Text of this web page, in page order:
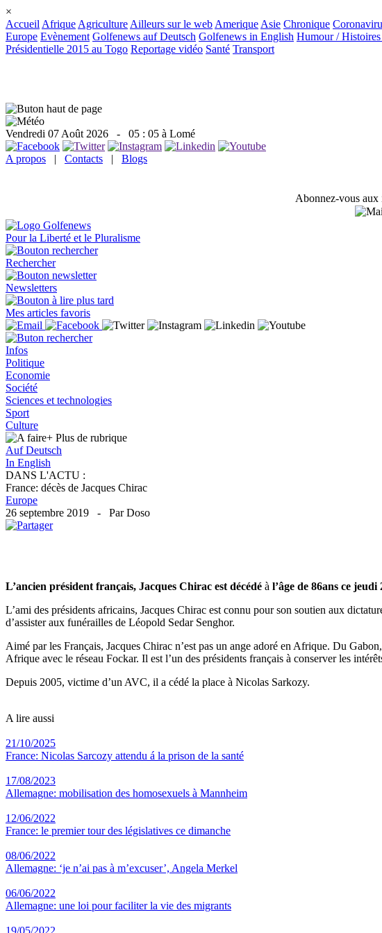
×
Accueil Afrique Agriculture Ailleurs sur le web Amerique Asie Chronique
Europe Evènement Golfenews auf Deutsch Golfenews in English Humour /
Présidentielle 2015 au Togo Reportage vidéo Santé Transport
Vendredi 07 Août 2026 - 05 : 05 à Lomé
A propos | Contacts | Blogs
Abonnez-vous aux
Pour la Liberté et le Pluralisme
Rechercher
Newsletters
Mes articles favoris
Infos
Politique
Economie
Société
Sciences et technologies
Sport
Culture
+ Plus de rubrique
Auf Deutsch
In English
DANS L'ACTU :
France: décès de Jacques Chirac
Europe
26 septembre 2019 - Par Doso
L’ancien président français, Jacques Chirac est décédé à l’âge de 86ans ce
L’ami des présidents africains, Jacques Chirac est connu pour son soutien aux
d’assister aux funérailles de Léopold Sedar Senghor.
Aimé par les Français, Jacques Chirac n’est pas un ange adoré en Afrique. Du
Afrique avec le réseau Fockar. Il est l’un des présidents français à conserver les
Depuis 2005, victime d’un AVC, il a cédé la place à Nicolas Sarkozy.
A lire aussi
21/10/2025
France: Nicolas Sarcozy attendu á la prison de la santé
17/08/2023
Allemagne: mobilisation des homosexuels à Mannheim
12/06/2022
France: le premier tour des législatives ce dimanche
08/06/2022
Allemagne: ‘je n’ai pas à m’excuser’, Angela Merkel
06/06/2022
Allemagne: une loi pour faciliter la vie des migrants
19/05/2022